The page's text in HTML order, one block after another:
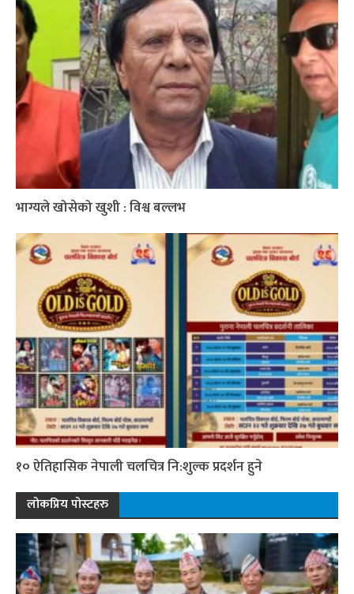
भाग्यले खोसेको खुशी : विश्व बल्लभ
१० ऐतिहासिक नेपाली चलचित्र नि:शुल्क प्रदर्शन हुने
लोकप्रिय पोस्टहरु